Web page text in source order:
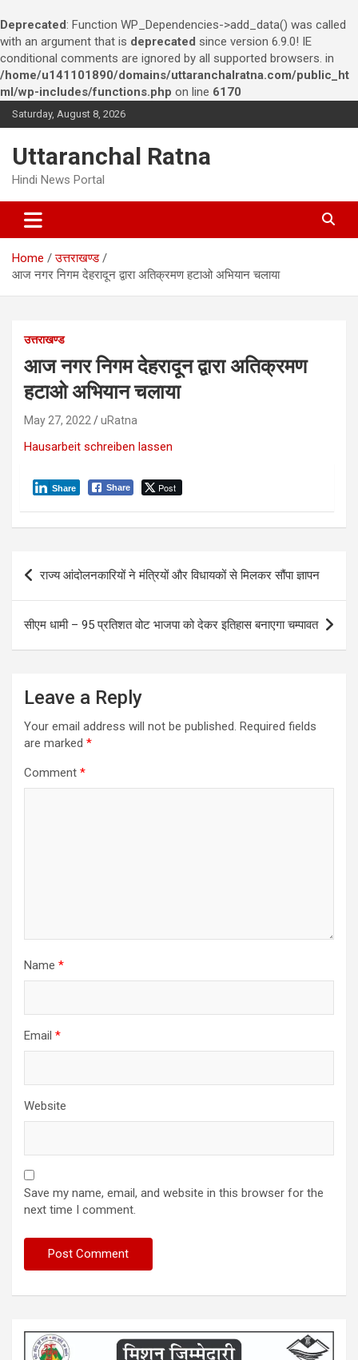
Deprecated: Function WP_Dependencies->add_data() was called
with an argument that is deprecated since version 6.9.0! IE
conditional comments are ignored by all supported browsers. in
/home/u141101890/domains/uttaranchalratna.com/public_ht
ml/wp-includes/functions.php on line 6170
k
n
n
Saturday, August 8, 2026
Uttaranchal Ratna
Hindi News Portal
Home
उत्तराखण्ड
आज नगर निगम देहरादून द्वारा अतिक्रमण हटाओ अभियान चलाया
उत्तराखण्ड
आज नगर निगम देहरादून द्वारा अतिक्रमण
हटाओ अभियान चलाया
May 27, 2022 uRatna
Hausarbeit schreiben lassen
Share Post
Share
राज्य आंदोलनकारियों ने मंत्रियों और विधायकों से मिलकर सौंपा ज्ञापन
सीएम धामी – 95 प्रतिशत वोट भाजपा को देकर इतिहास बनाएगा चम्पावत
Leave a Reply
Your email address will not be published. Required fields
are marked *
Comment *
Name *
Email *
Website
Save my name, email, and website in this browser for the
next time I comment.